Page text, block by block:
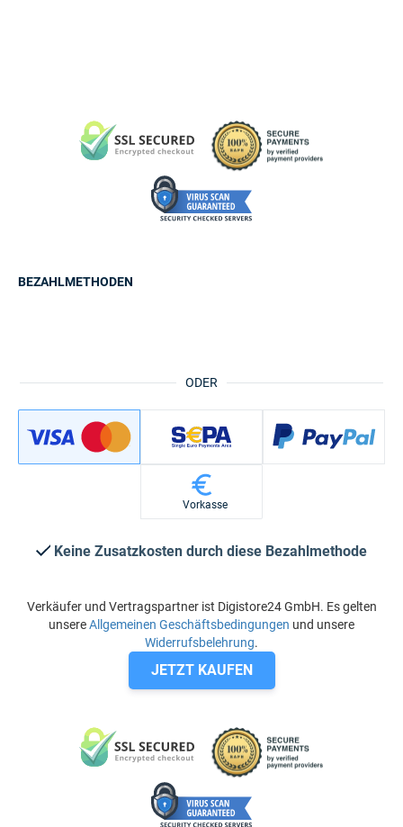
ODER
BEZAHLMETHODEN
Vorkasse
Keine Zusatzkosten durch diese Bezahlmethode
Verkäufer und Vertragspartner ist Digistore24 GmbH. Es gelten
unsereAllgemeinen Geschäftsbedingungen und unsere
Widerrufsbelehrung.
JETZT KAUFEN